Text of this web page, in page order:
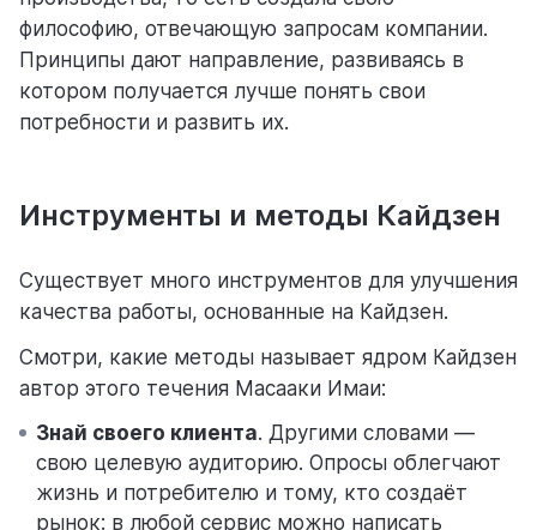
философию, отвечающую запросам компании.
Принципы дают направление, развиваясь в
котором получается лучше понять свои
потребности и развить их.
Инструменты и методы Кайдзен
Существует много инструментов для улучшения
качества работы, основанные на Кайдзен.
Смотри, какие методы называет ядром Кайдзен
автор этого течения Масааки Имаи:
Знай своего клиента. Другими словами —
свою целевую аудиторию. Опросы облегчают
жизнь и потребителю и тому, кто создаёт
рынок: в любой сервис можно написать